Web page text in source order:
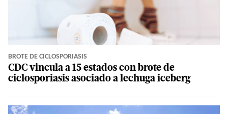
BROTE DE CICLOSPORIASIS
CDC vincula a 15 estados con brote de
ciclosporiasis asociado a lechuga iceberg